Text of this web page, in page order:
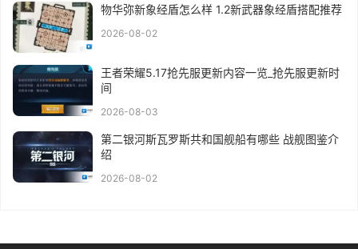
物华弥新象经盾怎么样 1.2新武器象经盾搭配推荐
2026-08-02
王者荣耀5.17抢先服更新内容一览_抢先服更新时
间
2026-08-03
第二银河斯瓦罗斯共和国舰船有哪些 战舰图鉴介
绍
2026-08-02